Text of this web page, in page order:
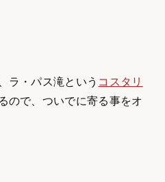
ラ・パス滝という コスタリ
ので、ついでに寄る事をオ